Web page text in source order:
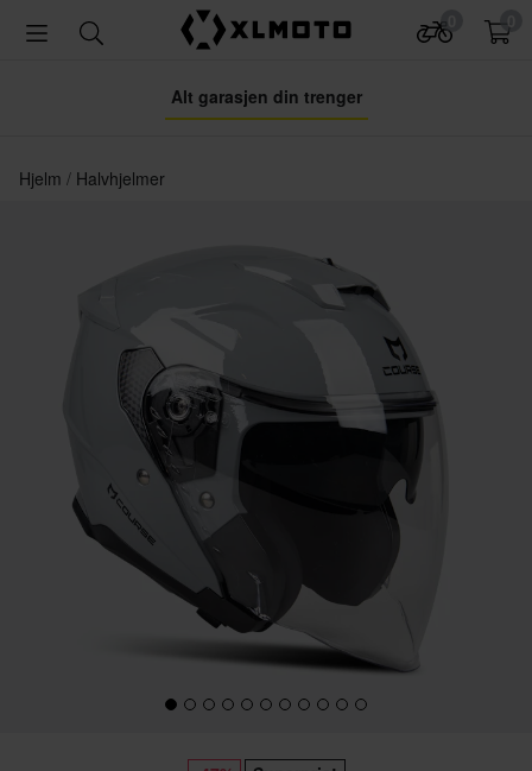
Alt garasjen din trenger
Hjelm Halvhjelmer